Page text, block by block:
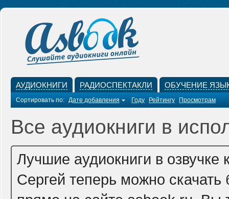
АУДИОКНИГИ РАДИОСПЕКТАКЛИ ОБУЧЕНИЕ
Сортировать по: Дате добавления Году Рейтингу Просмотрам
Все аудиокниги в
Лучшие аудиокниги в озвучке
Сергей теперь можно